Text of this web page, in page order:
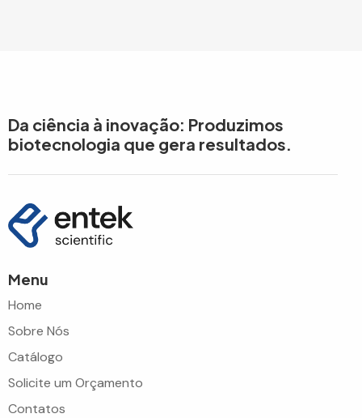
Da ciência à inovação: Produzimos
biotecnologia que gera resultados.
Menu
Home
Sobre Nós
Catálogo
Solicite um Orçamento
Contatos